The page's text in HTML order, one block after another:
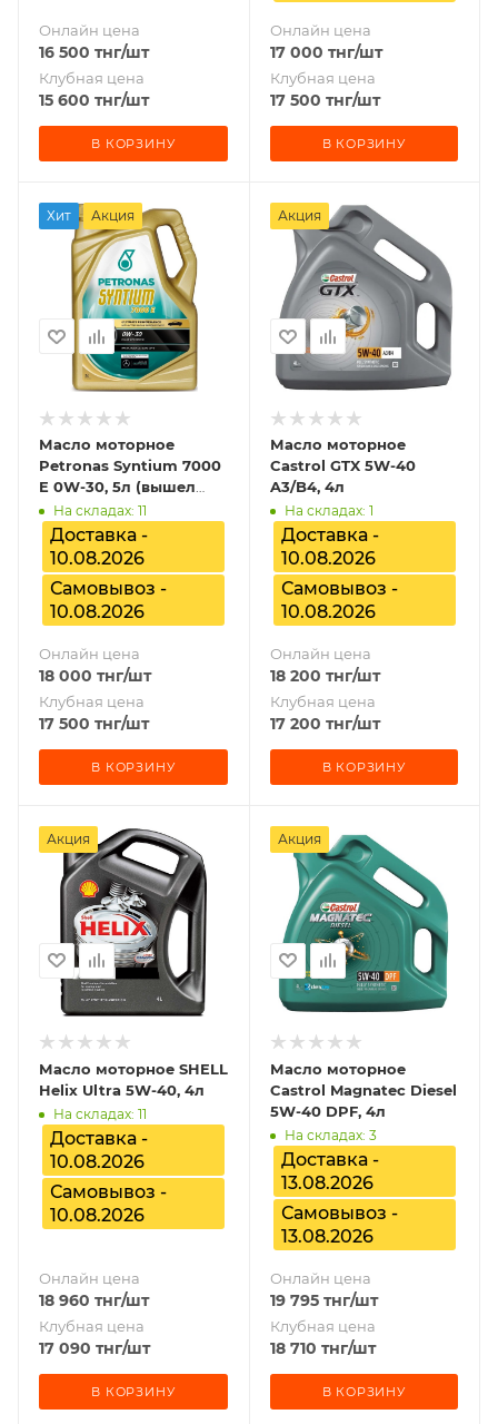
Онлайн цена
16 500 тнг/шт
Клубная цена
15 600 тнг/шт
В КОРЗИНУ
Онлайн цена
17 000 тнг/шт
Клубная цена
17 500 тнг/шт
В КОРЗИНУ
Хит Акция
Масло моторное
Petronas Syntium 7000
E 0W-30, 5л (вышел
срок)
На складах: 11
Доставка -
10.08.2026
Самовывоз -
10.08.2026
Онлайн цена
18 000 тнг/шт
Клубная цена
17 500 тнг/шт
В КОРЗИНУ
Акция
Масло моторное
Castrol GTX 5W-40
A3/B4, 4л
На складах: 1
Доставка -
10.08.2026
Самовывоз -
10.08.2026
Онлайн цена
18 200 тнг/шт
Клубная цена
17 200 тнг/шт
В КОРЗИНУ
Акция
Масло моторное SHELL
Helix Ultra 5W-40, 4л
На складах: 11
Доставка -
10.08.2026
Самовывоз -
10.08.2026
Онлайн цена
18 960 тнг/шт
Клубная цена
17 090 тнг/шт
В КОРЗИНУ
Акция
Масло моторное
Castrol Magnatec Diesel
5W-40 DPF, 4л
На складах: 3
Доставка -
13.08.2026
Самовывоз -
13.08.2026
Онлайн цена
19 795тнг/шт
Клубная цена
18 710 тнг/шт
В КОРЗИНУ